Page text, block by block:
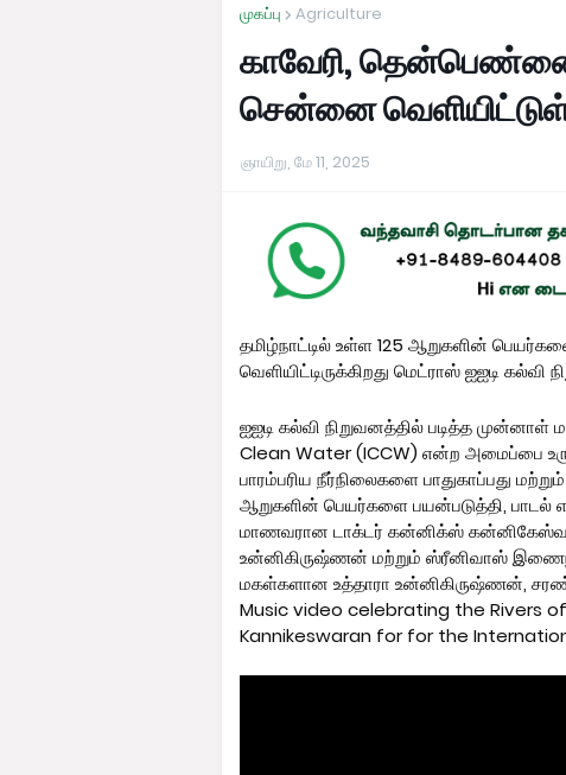
முகப்பு Agriculture
காவேரி,
சென்னை
ஞாயிறு, மே 11, 2025
தமிழ்நாட்டில் உள்ள 125 ஆறுகளின்
வெளியிட்டிருக்கிறது மெட்ராஸ் ஐஐடி கல்வி
ஐஐடி கல்வி நிறுவனத்தில் படித்த
Clean Water (ICCW) என்ற அமைப்பை
பாரம்பரிய நீர்நிலைகளை பாதுகாப்பது
ஆறுகளின் பெயர்களை பயன்படுத்தி, பாடல்
மாணவரான டாக்டர் கன்னிக்ஸ்
உன்னிகிருஷ்ணன் மற்றும் ஸ்ரீனிவாஸ்
மகள்களான உத்தாரா உன்னிகிருஷ்ணன்,
Music video celebrating the Rivers
Kannikeswaran for for the